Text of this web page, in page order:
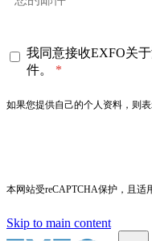
我同意接收EXFO关
件。
如果您提供自己的个人资料，则
本网站受reCAPTCHA保护，且适
Skip to main content